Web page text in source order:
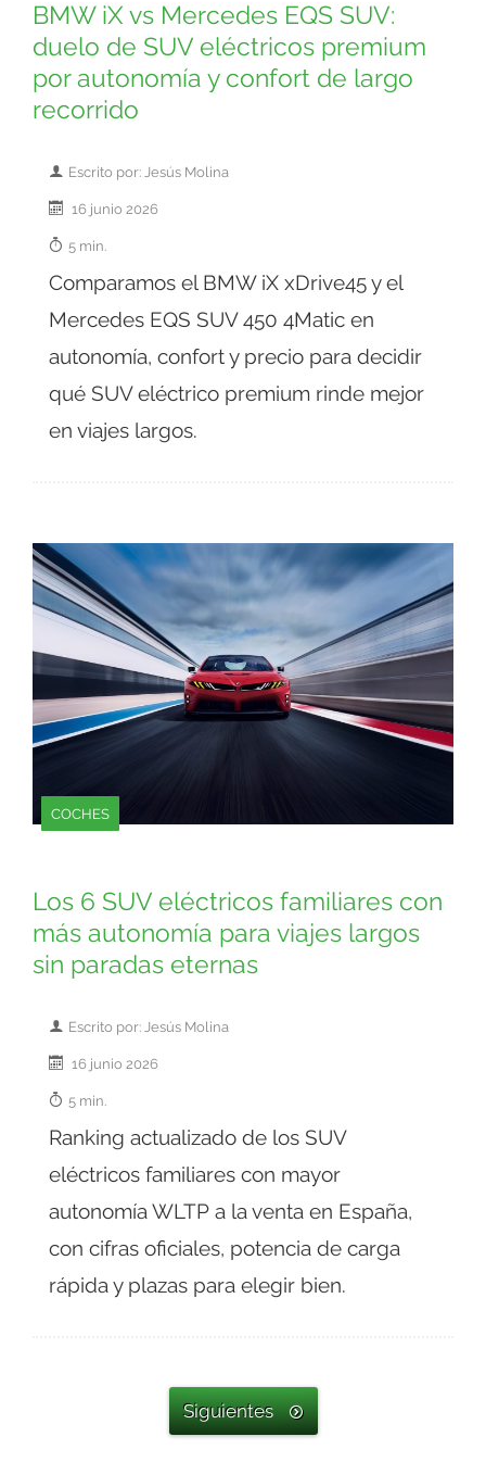
BMW iX vs Mercedes EQS SUV:
duelo de SUV eléctricos premium
por autonomía y confort de largo
recorrido
Escrito por: Jesús Molina
16 junio 2026
5 min.
Comparamos el BMW iX xDrive45 y el
Mercedes EQS SUV 450 4Matic en
autonomía, confort y precio para decidir
qué SUV eléctrico premium rinde mejor
en viajes largos.
COCHES
Los 6 SUV eléctricos familiares con
más autonomía para viajes largos
sin paradas eternas
Escrito por: Jesús Molina
16 junio 2026
5 min.
Ranking actualizado de los SUV
eléctricos familiares con mayor
autonomía WLTP a la venta en España,
con cifras oficiales, potencia de carga
rápida y plazas para elegir bien.
Siguientes